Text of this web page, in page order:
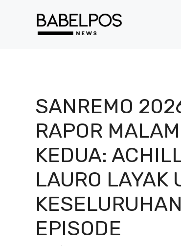
SANREMO
RAPOR MALAM
KEDUA:
LAURO LAYAK
KESELURUHAN
EPISODE